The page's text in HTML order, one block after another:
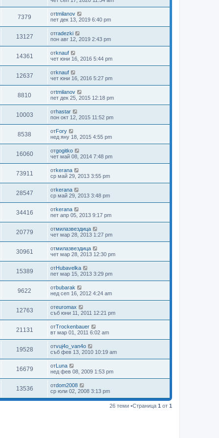
7379 отtmilanov
пет дек 13, 2019 6:40 pm
13127 отradezki
пон авг 12, 2019 2:43 pm
14361 отknauf
чет юни 16, 2016 5:44 pm
12637 отknauf
чет юни 16, 2016 5:27 pm
8810 отtmilanov
пет дек 25, 2015 12:18 pm
10003 отhastar
пон окт 12, 2015 11:52 pm
8538 отFory
нед яну 18, 2015 4:55 pm
16060 отgogitko
чет май 08, 2014 7:48 pm
73911 отkerana
ср май 29, 2013 3:55 pm
28547 отkerana
ср май 29, 2013 3:48 pm
34416 отkerana
пет апр 05, 2013 9:17 pm
20779 отмилазвездица
чет мар 28, 2013 1:27 pm
30961 отмилазвездица
чет мар 28, 2013 12:30 pm
15389 отHubavelka
пет мар 15, 2013 3:29 pm
9622 отbubarak
нед сеп 16, 2012 4:24 am
12763 отeuromax
съб юни 11, 2011 12:21 pm
21131 отTrockenbauer
вт мар 01, 2011 6:02 am
19528 отvuj4o_van4o
съб фев 13, 2010 10:19 am
16679 отLuna
нед фев 08, 2009 1:53 pm
13536 отdom2008
ср юли 02, 2008 3:13 pm
26 теми •Страница 1 от 1